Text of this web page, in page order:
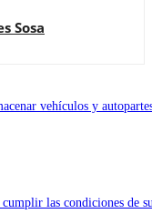
Sosa
vehículos y
las condiciones de